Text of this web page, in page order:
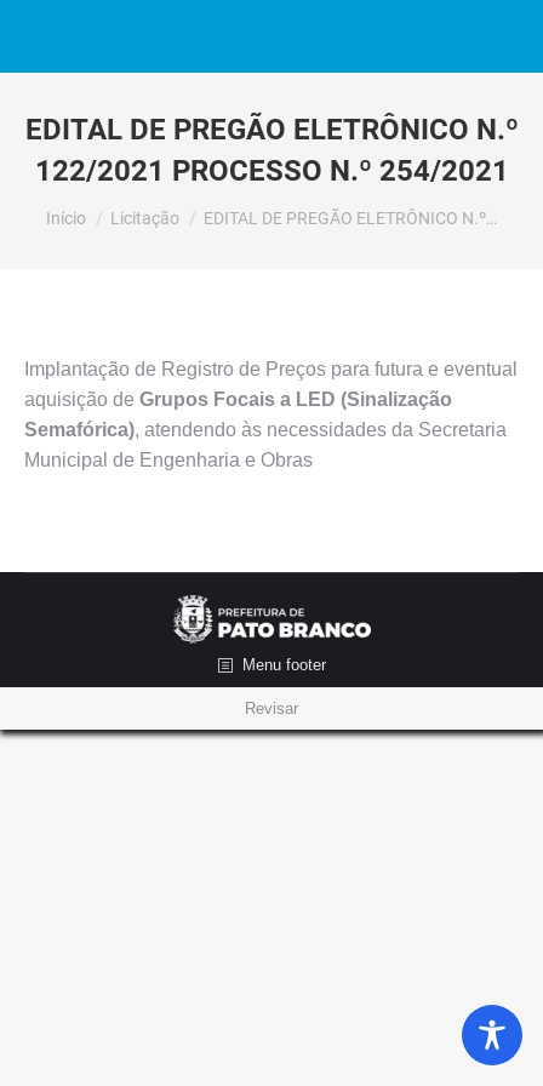
EDITAL DE PREGÃO ELETRÔNICO N.º
122/2021 PROCESSO N.º 254/2021
Você está aqui:
Início Licitação EDITAL DE PREGÃO ELETRÔNICO N.º…
Implantação de Registro de Preços para futura e eventual
aquisição de Grupos Focais a LED (Sinalização
Semafórica), atendendo às necessidades da Secretaria
Municipal de Engenharia e Obras
Menu footer
Revisar